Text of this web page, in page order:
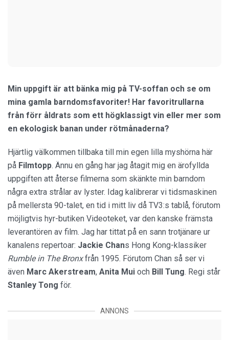
Min uppgift är att bänka mig på TV-soffan och se om
mina gamla barndomsfavoriter! Har favoritrullarna
från förr åldrats som ett högklassigt vin eller mer som
en ekologisk banan under rötmånaderna?
Hjärtlig välkommen tillbaka till min egen lilla myshörna här
på Filmtopp. Ännu en gång har jag åtagit mig en ärofyllda
uppgiften att återse filmerna som skänkte min barndom
några extra strålar av lyster. Idag kalibrerar vi tidsmaskinen
på mellersta 90-talet, en tid i mitt liv då TV3:s tablå, förutom
möjligtvis hyr-butiken Videoteket, var den kanske främsta
leverantören av film. Jag har tittat på en sann trotjänare ur
kanalens repertoar: Jackie Chans Hong Kong-klassiker
Rumble in The Bronxfrån 1995. Förutom Chan så ser vi
även Marc Akerstream, Anita Mui och Bill Tung. Regi står
Stanley Tong för.
ANNONS